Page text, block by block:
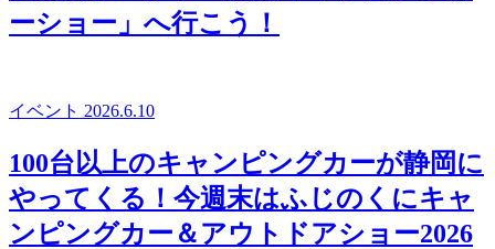
ーショー」へ行こう！
イベント 2026.6.10
100台以上のキャンピングカーが静岡に
やってくる！今週末はふじのくにキャ
ンピングカー＆アウトドアショー2026